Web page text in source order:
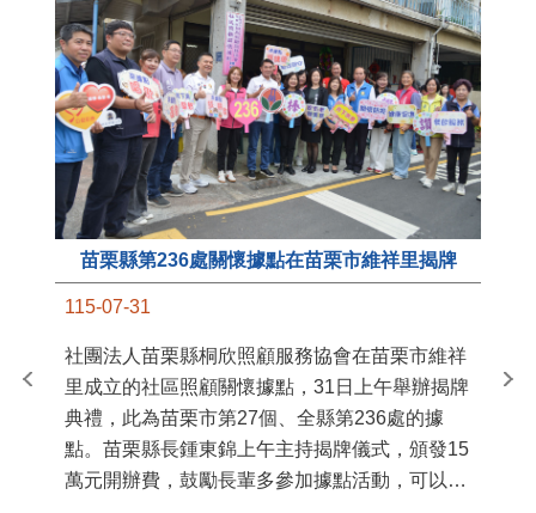
苗栗縣第236處關懷據點在苗栗市維祥里揭牌
115-07-31
社團法人苗栗縣桐欣照顧服務協會在苗栗市維祥
里成立的社區照顧關懷據點，31日上午舉辦揭牌
典禮，此為苗栗市第27個、全縣第236處的據
點。苗栗縣長鍾東錦上午主持揭牌儀式，頒發15
萬元開辦費，鼓勵長輩多參加據點活動，可以更
苗